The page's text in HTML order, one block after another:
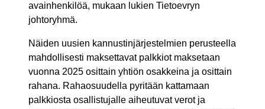
avainhenkilöä, mukaan lukien Tietoevryn
johtoryhmä.
Näiden uusien kannustinjärjestelmien perusteella
mahdollisesti maksettavat palkkiot maksetaan
vuonna 2025 osittain yhtiön osakkeina ja osittain
rahana. Rahaosuudella pyritään kattamaan
palkkiosta osallistujalle aiheutuvat verot ja